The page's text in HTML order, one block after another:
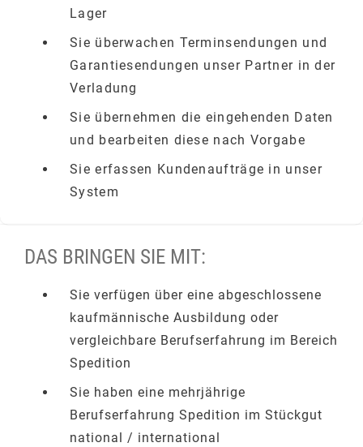
Lager
Sie überwachen Terminsendungen und
Garantiesendungen unser Partner in der
Verladung
Sie übernehmen die eingehenden Daten
und bearbeiten diese nach Vorgabe
Sie erfassen Kundenaufträge in unser
System
DAS BRINGEN SIE MIT:
Sie verfügen über eine abgeschlossene
kaufmännische Ausbildung oder
vergleichbare Berufserfahrung im Bereich
Spedition
Sie haben eine mehrjährige
Berufserfahrung Spedition im Stückgut
national / international